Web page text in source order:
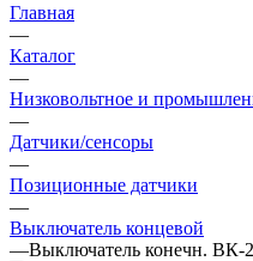
Главная
—
Каталог
—
Низковольтное и
—
Датчики/сенсоры
—
Позиционные датчики
—
Выключатель концевой
—Выключатель конечн. ВК-